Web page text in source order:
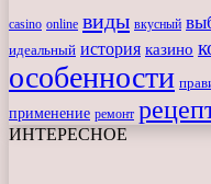
casino online виды вкусный
идеальный история казино
особенности
применение ремонт
ИНТЕРЕСНОЕ